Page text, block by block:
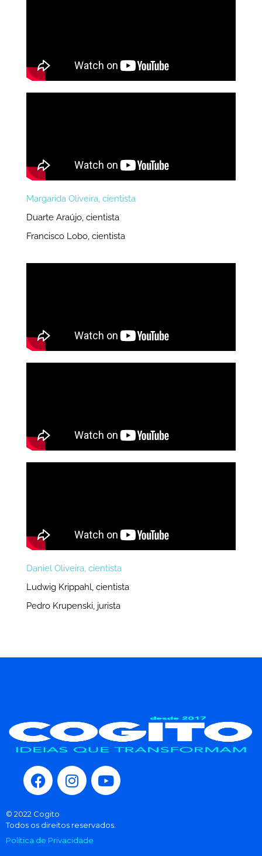
Margarida Oliveira, cientista
Duarte Araújo, cientista
Francisco Lobo, cientista
Daniel Oliveira, cientista
Ludwig Krippahl, cientista
Pedro Krupenski, jurista
© 2022 Cogito
Todos os direitos reservados.
Política de Privacidade